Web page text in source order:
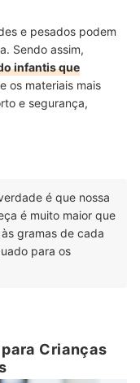
e pesados podem
Sendo assim,
infantis que
os materiais mais
e segurança,
é que nossa
é muito maior que
gramas de cada
para os
Crianças